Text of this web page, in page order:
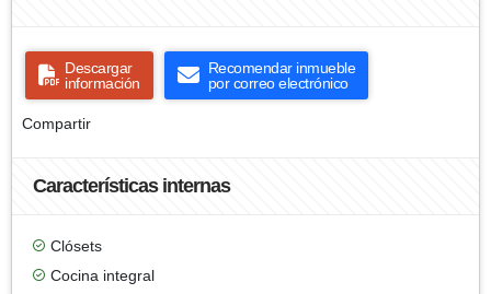
Descargar
información
Recomendar inmueble
por correo electrónico
Compartir
Características internas
Clósets
Cocina integral